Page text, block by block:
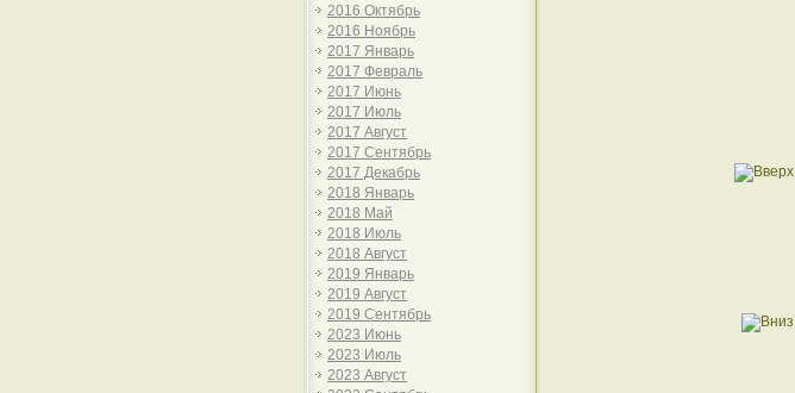
2016 Октябрь
2016 Ноябрь
2017 Январь
2017 Февраль
2017 Июнь
2017 Июль
2017 Август
2017 Сентябрь
2017 Декабрь
2018 Январь
2018 Май
2018 Июль
2018 Август
2019 Январь
2019 Август
2019 Сентябрь
2023 Июнь
2023 Июль
2023 Август